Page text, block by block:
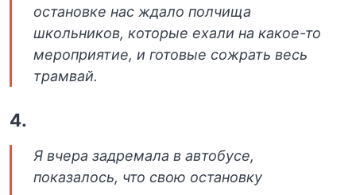
остановке нас ждало полчища
школьников, которые ехали на какое-то
мероприятие, и готовые сожрать весь
трамвай.
4.
Я вчера задремала в автобусе,
показалось, что свою остановку